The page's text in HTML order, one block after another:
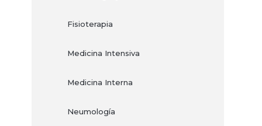
Fisioterapia
Medicina Intensiva
Medicina Interna
Neumología